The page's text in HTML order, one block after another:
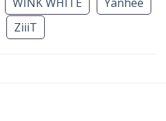
ZiiiT